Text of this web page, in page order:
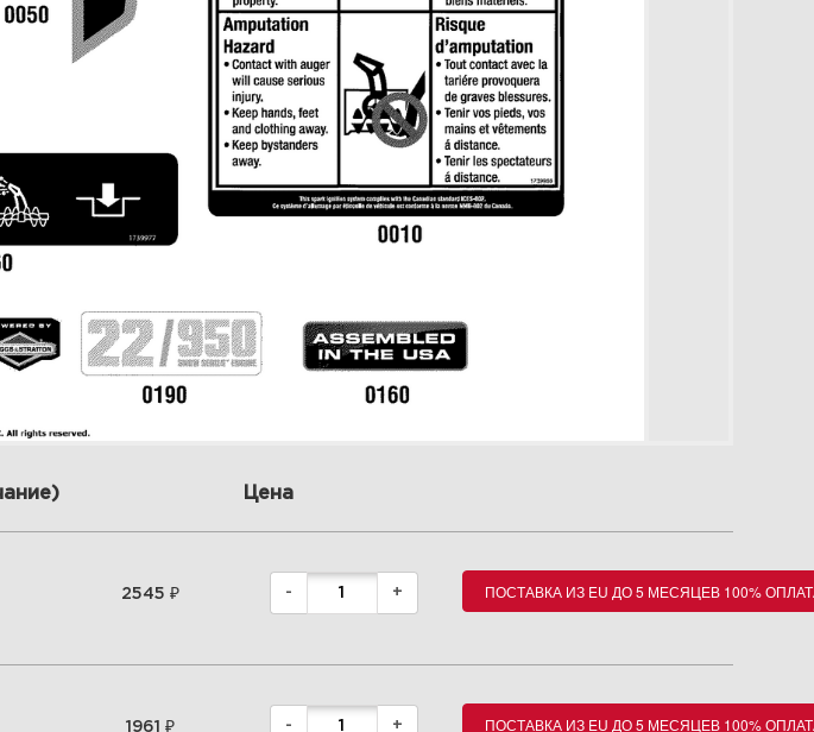
Цена
2545₽ - + ПОСТАВКА ИЗ EU ДО 5 МЕСЯЦЕВ 100%
1961₽ - + ПОСТАВКА ИЗ EU ДО 5 МЕСЯЦЕВ 100%